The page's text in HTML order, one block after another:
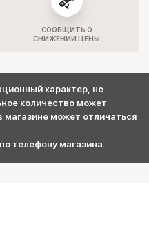
СООБЩИТЬ О
СНИЖЕНИИ ЦЕНЫ
характер, не
количество может
магазине может отличаться
телефону магазина.